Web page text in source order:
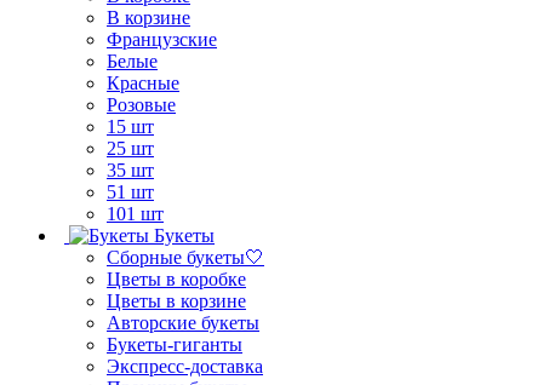
В корзине
Французские
Белые
Красные
Розовые
15 шт
25 шт
35 шт
51 шт
101 шт
Букеты
Сборные букеты🤍
Цветы в коробке
Цветы в корзине
Авторские букеты
Букеты-гиганты
Экспресс-доставка